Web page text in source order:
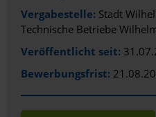
Vergabestelle: Stadt
Technische Betriebe
Veröffentlicht seit:
Bewerbungsfrist: